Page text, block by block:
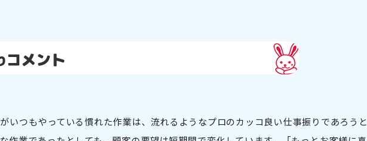
いつもやっている慣れた作業は、流れるようなプロのカッコ良い仕事振りであろうと